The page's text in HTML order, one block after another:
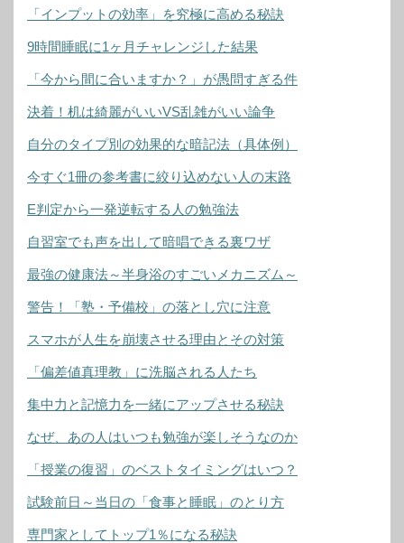
「インプットの効率」を究極に高める秘訣
9時間睡眠に1ヶ月チャレンジした結果
「今から間に合いますか？」が愚問すぎる件
決着！机は綺麗がいいVS乱雑がいい論争
自分のタイプ別の効果的な暗記法（具体例）
今すぐ1冊の参考書に絞り込めない人の末路
E判定から一発逆転する人の勉強法
自習室でも声を出して暗唱できる裏ワザ
最強の健康法～半身浴のすごいメカニズム～
警告！「塾・予備校」の落とし穴に注意
スマホが人生を崩壊させる理由とその対策
「偏差値真理教」に洗脳される人たち
集中力と記憶力を一緒にアップさせる秘訣
なぜ、あの人はいつも勉強が楽しそうなのか
「授業の復習」のベストタイミングはいつ？
試験前日～当日の「食事と睡眠」のとり方
専門家としてトップ1％になる秘訣